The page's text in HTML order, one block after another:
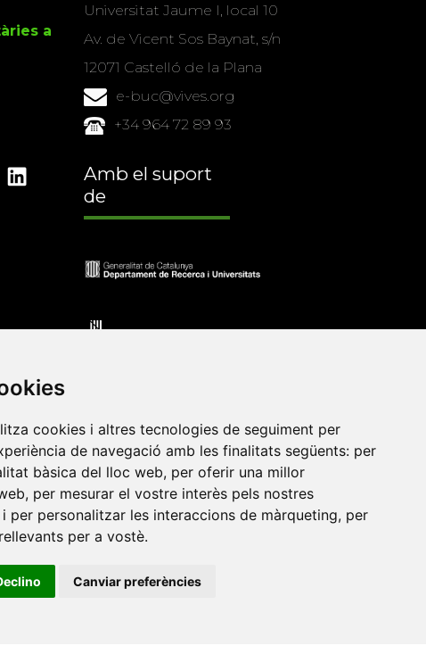
cookies i altres tecnologies de seguiment per
de navegació amb les finalitats següents: per
bàsica del lloc web, per oferir una millor
, per mesurar el vostre interès pels nostres
per personalitzar les interaccions de màrqueting, per
per a vostè.
Canviar preferències
a
Universitat Jaume I, local 10
Av. de Vicent Sos Baynat, s/n
12071 Castelló de la Plana
e-buc@vives.org
+34 964 72 89 93
Amb el suport
de
•Universitat de Barcelona•Universitat CEU Cardenal
Jaume I•Universitat de Lleida•Universitat Miguel
de Catalunya•Universitat Politècnica de València•
de València•Universitat de Vic - Universitat Central de